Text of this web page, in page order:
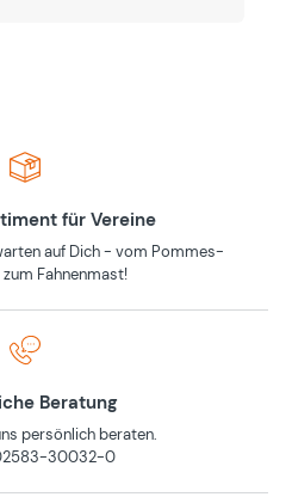
für Vereine
auf Dich - vom Pommes-
Fahnenmast!
Beratung
persönlich beraten.
30032-0